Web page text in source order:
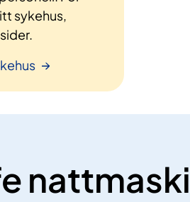
sykehus,